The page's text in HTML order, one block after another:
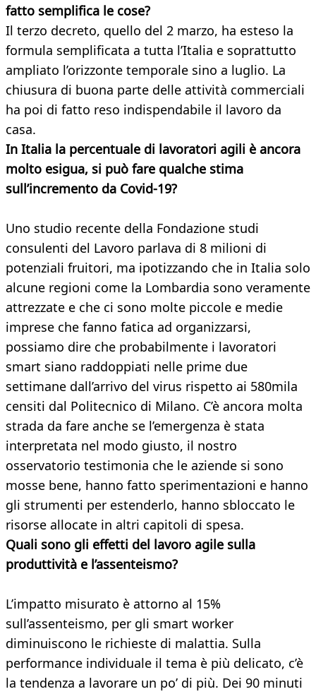
fatto semplifica le cose?
Il terzo decreto, quello del 2 marzo, ha esteso la
formula semplificata a tutta l’Italia e soprattutto
ampliato l’orizzonte temporale sino a luglio. La
chiusura di buona parte delle attività commerciali
ha poi di fatto reso indispendabile il lavoro da
casa.
In Italia la percentuale di lavoratori agili è ancora
molto esigua, si può fare qualche stima
sull’incremento da Covid-19?
Uno studio recente della Fondazione studi
consulenti del Lavoro parlava di 8 milioni di
potenziali fruitori, ma ipotizzando che in Italia solo
alcune regioni come la Lombardia sono veramente
attrezzate e che ci sono molte piccole e medie
imprese che fanno fatica ad organizzarsi,
possiamo dire che probabilmente i lavoratori
smart siano raddoppiati nelle prime due
settimane dall’arrivo del virus rispetto ai 580mila
censiti dal Politecnico di Milano. C’è ancora molta
strada da fare anche se l’emergenza è stata
interpretata nel modo giusto, il nostro
osservatorio testimonia che le aziende si sono
mosse bene, hanno fatto sperimentazioni e hanno
gli strumenti per estenderlo, hanno sbloccato le
risorse allocate in altri capitoli di spesa.
Quali sono gli effetti del lavoro agile sulla
produttività e l’assenteismo?
L’impatto misurato è attorno al 15%
sull’assenteismo, per gli smart worker
diminuiscono le richieste di malattia. Sulla
performance individuale il tema è più delicato, c’è
la tendenza a lavorare un po’ di più. Dei 90 minuti